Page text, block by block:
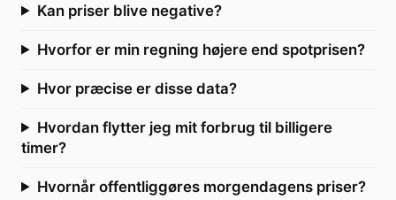
Kan priser blive negative?
Hvorfor er min regning højere end spotprisen?
Hvor præcise er disse data?
Hvordan flytter jeg mit forbrug til billigere
timer?
Hvornår offentliggøres morgendagens priser?